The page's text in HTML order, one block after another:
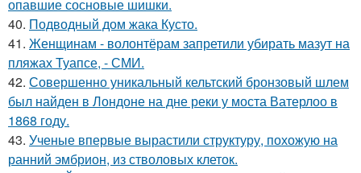
опавшие сосновые шишки.
40. Подводный дом жака Кусто.
41. Женщинам - волонтёрам запретили убирать мазут на
пляжах Туапсе, - СМИ.
42. Совершенно уникальный кельтский бронзовый шлем
был найден в Лондоне на дне реки у моста Ватерлоо в
1868 году.
43. Ученые впервые вырастили структуру, похожую на
ранний эмбрион, из стволовых клеток.